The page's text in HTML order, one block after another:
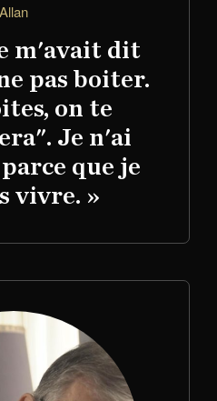
Allan
m'avait dit
pas boiter.
on te
Je n'ai
que je
vivre. »